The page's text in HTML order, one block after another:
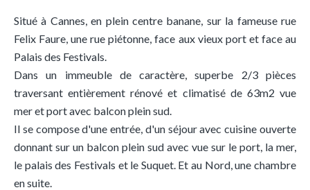
Situé à Cannes, en plein centre banane, sur la fameuse rue
Felix Faure, une rue piétonne, face aux vieux port et face au
Palais des Festivals.
Dans un immeuble de caractère, superbe 2/3 pièces
traversant entièrement rénové et climatisé de 63m2 vue
mer et port avec balcon plein sud.
Il se compose d'une entrée, d'un séjour avec cuisine ouverte
donnant sur un balcon plein sud avec vue sur le port, la mer,
le palais des Festivals et le Suquet. Et au Nord, une chambre
en suite.